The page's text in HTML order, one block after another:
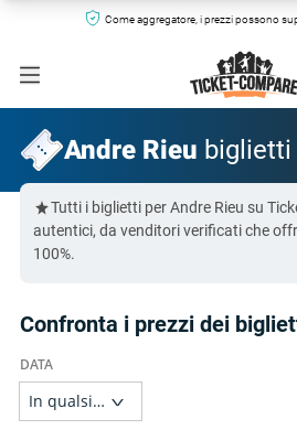
Come aggregatore, i prezzi possono
Andre Rieu biglietti
Tutti i biglietti per Andre Rieu su
autentici, da venditori verificati che
100%.
Confronta i prezzi dei